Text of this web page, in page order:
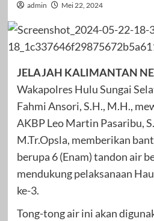
admin Mei 22, 2024
JELAJAH KALIMANTAN
Wakapolres Hulu Sungai
Fahmi Ansori, S.H., M.H.,
AKBP Leo Martin Pasaribu,
M.Tr.Opsla, memberikan
berupa 6 (Enam) tandon air
mendukung pelaksanaan
ke-3.
Tong-tong air ini akan